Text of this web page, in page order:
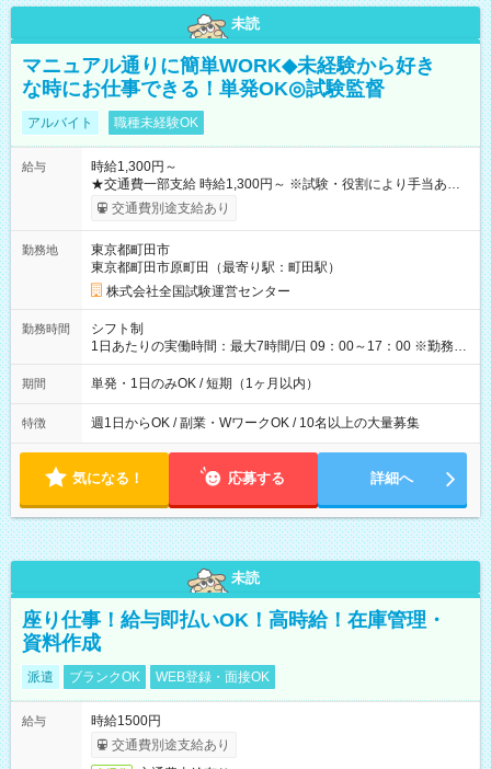
未読
マニュアル通りに簡単WORK◆未経験から好き
な時にお仕事できる！単発OK◎試験監督
アルバイト 職種未経験OK
給与
時給1,300円～
★交通費一部支給 時給1,300円～ ※試験・役割により手当あり
※勤務回数により昇給あり 【即給（前払い）オプションあ
り！】 希望される場合、勤務から1週間ほどで給与の一部を受け
例】 ・河合塾模擬試験 8:30～17:30（休憩1時間） 時給1,300円
×8時間＝日収10,400円＋交通費 ※当日の役割により時給＋100
円の場合あり ・国家試験 7:00～13:30（休憩なし） 時給1,300
円（役割手当＋100円）×6時間＝日収8,400円＋交通費 【試用期
間】試用期間なし
交通費別途支給あり
勤務地
東京都町田市
東京都町田市原町田（最寄り駅：町田駅）
株式会社全国試験運営センター
勤務時間
シフト制
1日あたりの実働時間：最大7時間/日 09：00～17：00 ※勤務時
間は 試験により異なります。
期間 単発・1日のみOK / 短期（1ヶ月以内）
特徴 週1日からOK / 副業・WワークOK / 10名以上の大量募集
気になる！ 応募する 詳細へ
未読
座り仕事！給与即払いOK！高時給！在庫管理・
資料作成
派遣 ブランクOK WEB登録・面接OK
給与
時給1500円
交通費別途支給あり